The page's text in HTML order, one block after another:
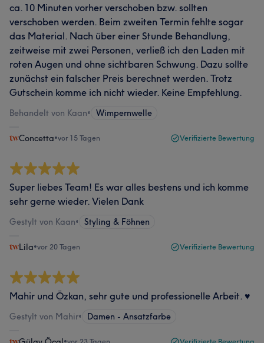
ca. 10 Minuten vorher verschoben bzw. sollten
verschoben werden. Beim zweiten Termin fehlte sogar
das Material. Nach über einer Stunde Behandlung,
zeitweise mit zwei Personen, verließ ich den Laden mit
roten Augen und ohne sichtbaren Schwung. Dazu sollte
zunächst ein falscher Preis berechnet werden. Trotz
Gutschein komme ich nicht wieder. Keine Empfehlung.
Behandelt von Kaan• Wimpernwelle
Concetta•vor 15 Tagen Verifizierte Bewertung
Super liebes Team! Es war alles bestens und ich komme
sehr gerne wieder. Vielen Dank
Gestylt von Kaan• Styling & Föhnen
Lila•vor 20 Tagen Verifizierte Bewertung
Mahir und Özkan, sehr gute und professionelle Arbeit. ♥️
Gestylt von Mahir• Damen - Ansatzfarbe